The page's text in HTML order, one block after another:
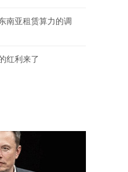
南亚租赁算力的调
红利来了